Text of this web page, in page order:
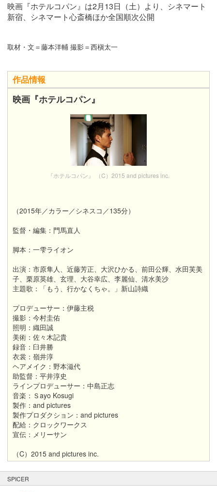
映画『ホテルコパン』は2月13日（土）より、シネマート
新宿、シネマート心斎橋ほか全国順次公開
取材・文＝藤本洋輔 撮影＝西槇太一
作品情報
映画『ホテルコパン』
『ホテルコパン』 （C）2015 and pictures inc.
（2015年／カラー／シネスコ／135分）
監督・編集：門馬直人
脚本：一雫ライオン
出演：市原隼人、近藤芳正、大沢ひかる、前田公輝、水田芙美
子、栗原英雄、玄理、大谷幸広、李麗仙、清水美沙
主題歌：「もう、行かなくちゃ。」新山詩織
プロデューサー：伊藤主税
撮影：今村圭佑
照明：織田誠
美術：佐々木記貴
録音：臼井勝
衣裳：嶺井淳
ヘアメイク：野本滋代
助監督：平井淳史
ラインプロデューサー：中島正志
音楽：Ｓayo Kosugi
製作：and pictures
製作プロダクション：and pictures
配給：クロックワークス
宣伝：メリーサン
（C）2015 and pictures inc.
SPICER